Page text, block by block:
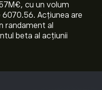
cu un volum
6070.56. Acțiunea are
randament al
beta al acțiunii